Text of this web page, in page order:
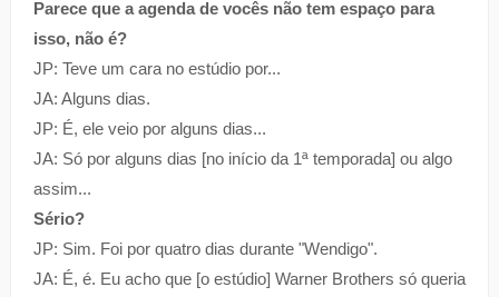
Parece que a agenda de vocês não tem espaço para
isso, não é?
JP: Teve um cara no estúdio por...
JA: Alguns dias.
JP: É, ele veio por alguns dias...
JA: Só por alguns dias [no início da 1ª temporada] ou algo
assim...
Sério?
JP: Sim. Foi por quatro dias durante "Wendigo".
JA: É, é. Eu acho que [o estúdio] Warner Brothers só queria